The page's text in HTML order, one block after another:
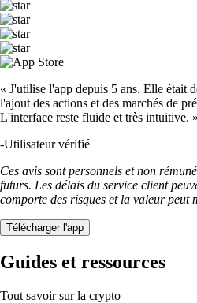
« J'utilise l'app depuis 5 ans. Elle était
l'ajout des actions et des marchés de
L'interface reste fluide et très intuitive. »
-Utilisateur vérifié
Ces avis sont personnels et non
futurs. Les délais du service client
comporte des risques et la valeur peut
Télécharger l'app
Guides et ressources
Tout savoir sur la crypto